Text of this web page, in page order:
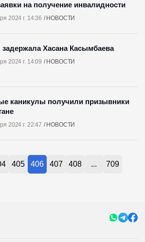
2024 г. 14:36 НОВОСТИ
на получение инвалидности
2024 г. 14:09 НОВОСТИ
Хасана Касымбаева
2024 г. 22:47 НОВОСТИ
каникулы получили призывники
405 406 407 408 ... 709